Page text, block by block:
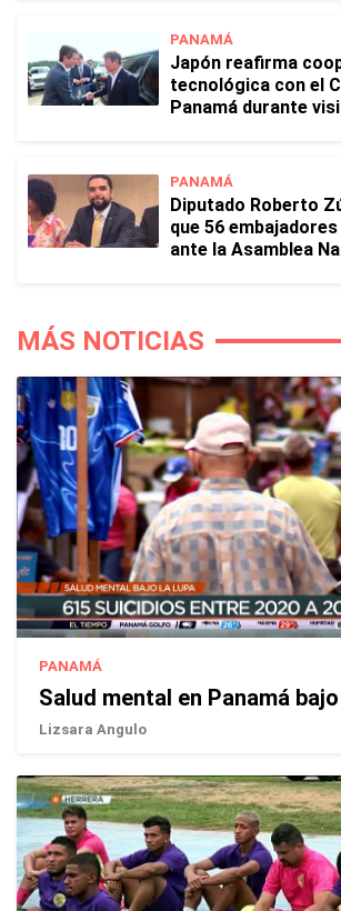
PANAMÁ
Japón reafirma
tecnológica con el
Panamá durante
PANAMÁ
Diputado Roberto
que 56
ante la Asamblea
MÁS NOTICIAS
PANAMÁ
Salud mental en Panamá
Lizsara Angulo